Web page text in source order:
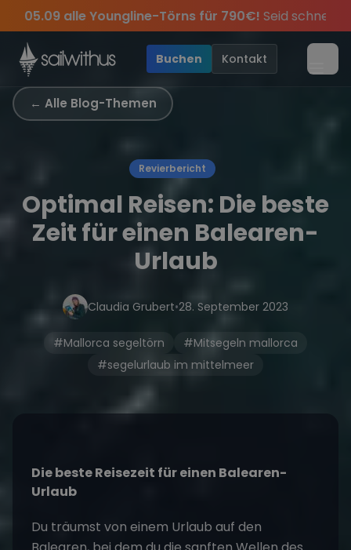
Skip to content
🔥Spätsommer Special:Am 05.09 alle Youngline-
Sichere Dir jetztDein Meilenbuch und Deine
Verpass keineTörn-Updates, Insider-Tippsund
sei dabei. Season Closing Party 2026!Die
Buchen Kontakt
← Alle Blog-Themen
Revierbericht
Optimal Reisen: Die beste
Zeit für einen Balearen-
Urlaub
Claudia Grubert•28. September 2023
#Mallorca segeltörn
#Mitsegeln mallorca
#segelurlaub im mittelmeer
Die beste Reisezeit für einen Balearen-
Urlaub
Du träumst von einem Urlaub auf den